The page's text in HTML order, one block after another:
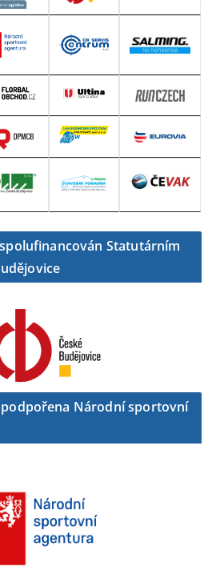
Statutárním
Národní sportovní